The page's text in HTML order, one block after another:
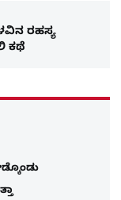
ರಹಸ್ಯ
ಕಥೆ